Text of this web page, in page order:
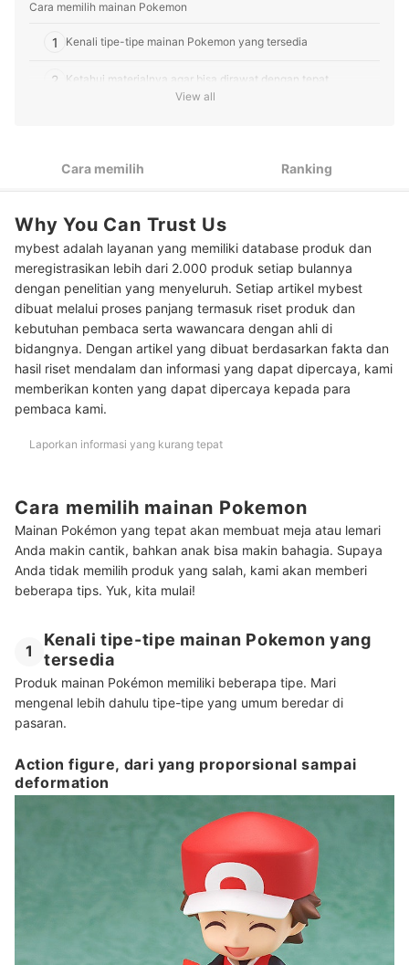
Cara memilih mainan Pokemon
1 Kenali tipe-tipe mainan Pokemon yang tersedia
2 Ketahui materialnya agar bisa dirawat dengan tepat
10 Rekomendasi mainan Pokemon terbaik
Baca juga rekomendasi produk mainan untuk dikoleksi lainnya di sini
Kesimpulan
View all
Cara memilih Ranking
Why You Can Trust Us
mybest adalah layanan yang memiliki database produk dan
meregistrasikan lebih dari 2.000 produk setiap bulannya
dengan penelitian yang menyeluruh. Setiap artikel mybest
dibuat melalui proses panjang termasuk riset produk dan
kebutuhan pembaca serta wawancara dengan ahli di
bidangnya. Dengan artikel yang dibuat berdasarkan fakta dan
hasil riset mendalam dan informasi yang dapat dipercaya, kami
memberikan konten yang dapat dipercaya kepada para
pembaca kami.
Laporkan informasi yang kurang tepat
Cara memilih mainan Pokemon
Mainan Pokémon yang tepat akan membuat meja atau lemari
Anda makin cantik, bahkan anak bisa makin bahagia. Supaya
Anda tidak memilih produk yang salah, kami akan memberi
beberapa tips. Yuk, kita mulai!
1
Kenali tipe-tipe mainan Pokemon yang
tersedia
Produk mainan Pokémon memiliki beberapa tipe. Mari
mengenal lebih dahulu tipe-tipe yang umum beredar di
pasaran.
Action figure, dari yang proporsional sampai
deformation